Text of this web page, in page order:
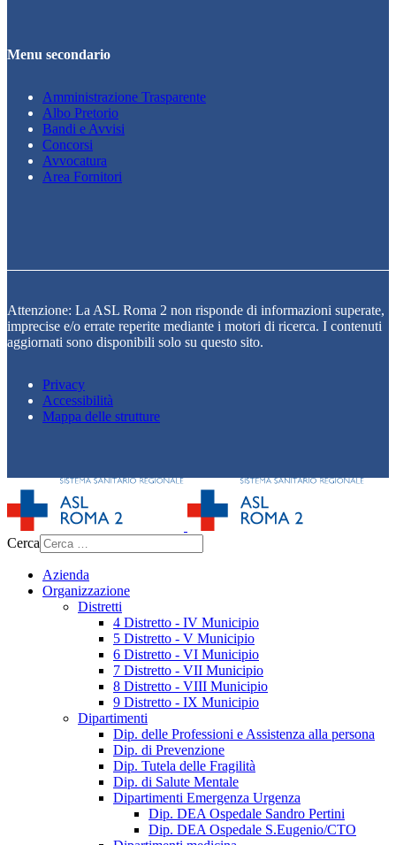
Menu secondario
Amministrazione Trasparente
Albo Pretorio
Bandi e Avvisi
Concorsi
Avvocatura
Area Fornitori
Attenzione: La ASL Roma 2 non risponde di informazioni superate,
imprecise e/o errate reperite mediante i motori di ricerca. I contenuti
aggiornati sono disponibili solo su questo sito.
Privacy
Accessibilità
Mappa delle strutture
Cerca
Azienda
Organizzazione
Distretti
4 Distretto - IV Municipio
5 Distretto - V Municipio
6 Distretto - VI Municipio
7 Distretto - VII Municipio
8 Distretto - VIII Municipio
9 Distretto - IX Municipio
Dipartimenti
Dip. delle Professioni e Assistenza alla persona
Dip. di Prevenzione
Dip. Tutela delle Fragilità
Dip. di Salute Mentale
Dipartimenti Emergenza Urgenza
Dip. DEA Ospedale Sandro Pertini
Dip. DEA Ospedale S.Eugenio/CTO